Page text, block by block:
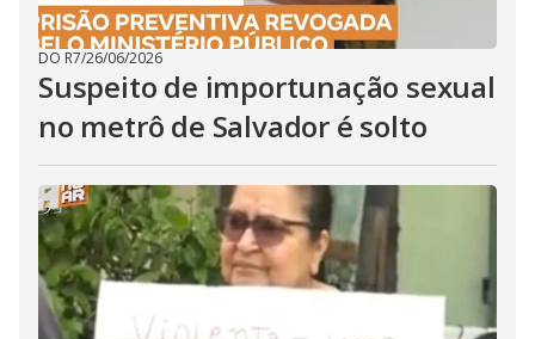
DO R7/26/06/2026
Suspeito de importunação sexual
no metrô de Salvador é solto